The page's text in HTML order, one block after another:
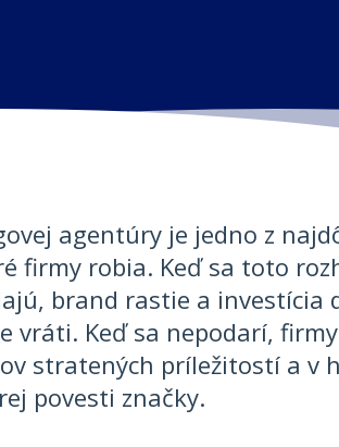
agentúry je jedno z
firmy robia. Keď sa toto
brand rastie a investícia
vráti. Keď sa nepodarí,
stratených príležitostí a v
povesti značky.